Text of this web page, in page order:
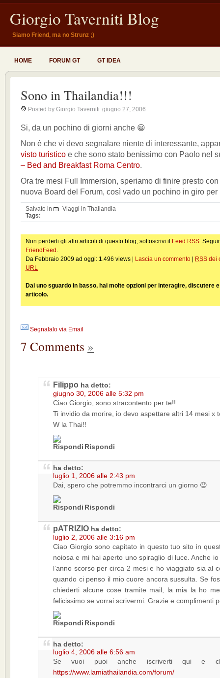
Giorgio Taverniti Blog
Siamo Friend, ma no Strunz ;)
HOME FORUM GT GT IDEA
Sono in Thailandia!!!
Posted by Giorgio Taverniti giugno 27, 2006
Si, da un pochino di giorni anche 😀
Non è che vi devo segnalare niente di interessante,
visto turistico e che sono stato benissimo con Paolo nel
– Bed and Breakfast Roma Centro.
Ora tre mesi Full Immersion, speriamo di finire presto
nuova Board del Forum, così vado un pochino in giro
Salvato in
Viaggi in Thailandia
Tags:
Non perderti gli altri articoli di questo blog, sottoscrivi il Feed RSS.
FriendFeed .
Da Febbraio 2009 ad oggi: 1.496 views |
Lascia un commento RSS dei
URL
Dai uno sguardo in basso, hai molte opzioni per interagire, discutere
articolo.
Segnalalo via Email
7 Comments »
Filippo ha detto:
giugno 30, 2006 alle 5:32 pm
Ciao Giorgio, sono stracontento per te!!
Ti invidio da morire, io devo aspettare altri 14 mesi
W la Thai!!
Rispondi
ha detto:
luglio 1, 2006 alle 2:43 pm
Dai, spero che potremmo incontrarci un giorno 😉
Rispondi
pATRIZIO ha detto:
luglio 2, 2006 alle 3:16 pm
Ciao Giorgio sono capitato in questo tuo sito in
noiosa e mi hai aperto uno spiraglio di luce. Anche
l’anno scorso per circa 2 mesi e ho viaggiato sia al
quando ci penso il mio cuore ancora sussulta. Se
chiederti alcune cose tramite mail, la mia la ho
felicissimo se vorrai scrivermi. Grazie e complimenti
Rispondi
ha detto:
luglio 4, 2006 alle 6:56 am
Se vuoi puoi anche iscriverti qui e
https://www.lamiathailandia.com/forum/